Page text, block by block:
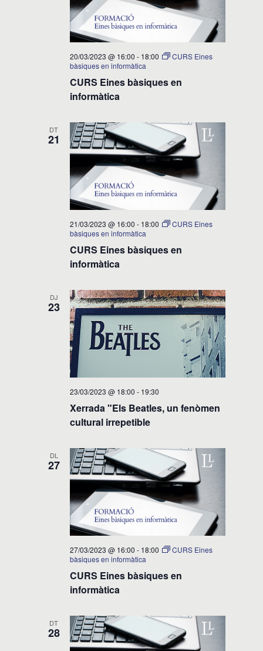
CURS Eines bàsiques en
informàtica
20/03/2023 @ 16:00 - 18:00
CURS Eines
bàsiques en informàtica
DT
21
CURS Eines bàsiques en
informàtica
21/03/2023 @ 16:00 - 18:00
CURS Eines
bàsiques en informàtica
DJ
23
Xerrada "Els Beatles, un fenòmen
cultural irrepetible
23/03/2023 @ 18:00 - 19:30
DL
27
CURS Eines bàsiques en
informàtica
27/03/2023 @ 16:00 - 18:00
CURS Eines
bàsiques en informàtica
DT
28